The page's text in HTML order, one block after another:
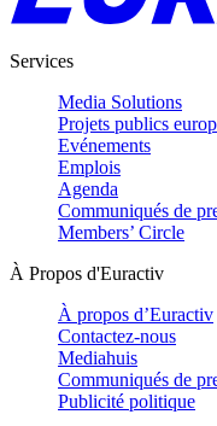
Services
Media Solutions
Projets publics
Evénements
Emplois
Agenda
Communiqués de
Members’ Circle
À Propos d'Euractiv
À propos d’Euractiv
Contactez-nous
Mediahuis
Communiqués de
Publicité politique